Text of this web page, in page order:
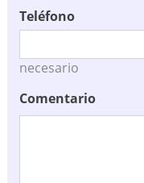
Teléfono
necesario
Comentario